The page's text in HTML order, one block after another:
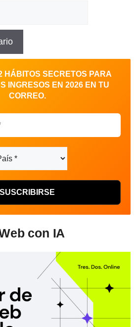
HÁBITOS SECRETOS PARA
INGRESOS EN 2026 EN TU
CORREO.
con IA